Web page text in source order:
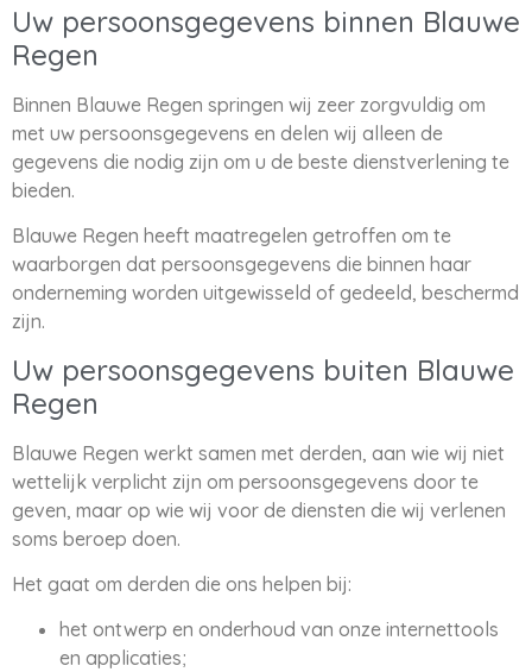
Uw persoonsgegevens binnen Blauwe
Regen
Binnen Blauwe Regen springen wij zeer zorgvuldig om
met uw persoonsgegevens en delen wij alleen de
gegevens die nodig zijn om u de beste dienstverlening te
bieden.
Blauwe Regen heeft maatregelen getroffen om te
waarborgen dat persoonsgegevens die binnen haar
onderneming worden uitgewisseld of gedeeld, beschermd
zijn.
Uw persoonsgegevens buiten Blauwe
Regen
Blauwe Regen werkt samen met derden, aan wie wij niet
wettelijk verplicht zijn om persoonsgegevens door te
geven, maar op wie wij voor de diensten die wij verlenen
soms beroep doen.
Het gaat om derden die ons helpen bij:
het ontwerp en onderhoud van onze internettools
en applicaties;